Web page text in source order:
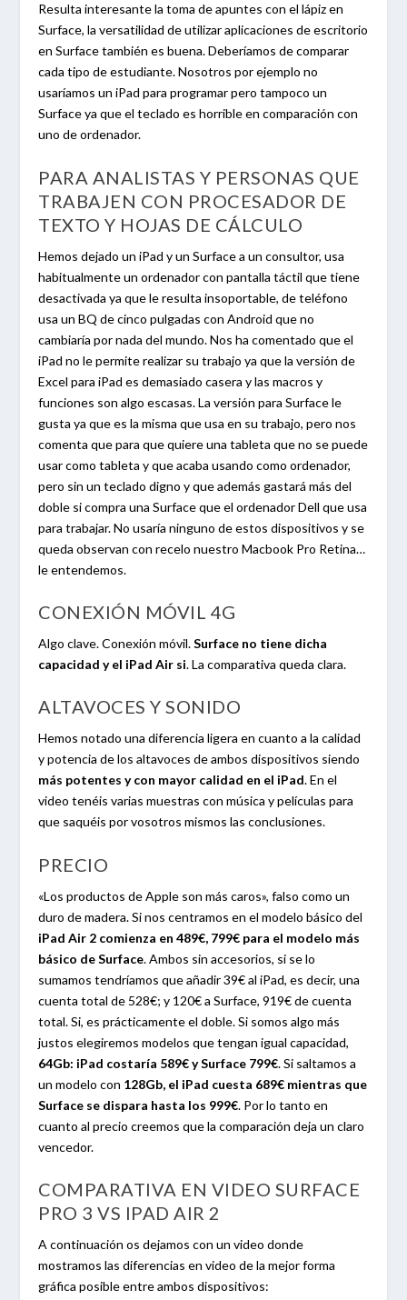
Resulta interesante la toma de apuntes con el lápiz en
Surface, la versatilidad de utilizar aplicaciones de escritorio
en Surface también es buena. Deberíamos de comparar
cada tipo de estudiante. Nosotros por ejemplo no
usaríamos un iPad para programar pero tampoco un
Surface ya que el teclado es horrible en comparación con
uno de ordenador.
PARA ANALISTAS Y PERSONAS QUE
TRABAJEN CON PROCESADOR DE
TEXTO Y HOJAS DE CÁLCULO
Hemos dejado un iPad y un Surface a un consultor, usa
habitualmente un ordenador con pantalla táctil que tiene
desactivada ya que le resulta insoportable, de teléfono
usa un BQ de cinco pulgadas con Android que no
cambiaría por nada del mundo. Nos ha comentado que el
iPad no le permite realizar su trabajo ya que la versión de
Excel para iPad es demasiado casera y las macros y
funciones son algo escasas. La versión para Surface le
gusta ya que es la misma que usa en su trabajo, pero nos
comenta que para que quiere una tableta que no se puede
usar como tableta y que acaba usando como ordenador,
pero sin un teclado digno y que además gastará más del
doble si compra una Surface que el ordenador Dell que usa
para trabajar. No usaría ninguno de estos dispositivos y se
queda observan con recelo nuestro Macbook Pro Retina…
le entendemos.
CONEXIÓN MÓVIL 4G
Algo clave. Conexión móvil.Surface no tiene dicha
capacidad y el iPad Air si. La comparativa queda clara.
ALTAVOCES Y SONIDO
Hemos notado una diferencia ligera en cuanto a la calidad
y potencia de los altavoces de ambos dispositivos siendo
más potentes y con mayor calidad en el iPad. En el
video tenéis varias muestras con música y películas para
que saquéis por vosotros mismos las conclusiones.
PRECIO
«Los productos de Apple son más caros», falso como un
duro de madera. Si nos centramos en el modelo básico del
iPad Air 2 comienza en 489€, 799€ para el modelo más
básico de Surface. Ambos sin accesorios, si se lo
sumamos tendríamos que añadir 39€ al iPad, es decir, una
cuenta total de 528€; y 120€ a Surface, 919€ de cuenta
total. Si, es prácticamente el doble. Si somos algo más
justos elegiremos modelos que tengan igual capacidad,
64Gb: iPad costaría 589€ y Surface 799€. Si saltamos a
un modelo con 128Gb, el iPad cuesta 689€ mientras que
Surface se dispara hasta los 999€. Por lo tanto en
cuanto al precio creemos que la comparación deja un claro
vencedor.
COMPARATIVA EN VIDEO SURFACE
PRO 3 VS IPAD AIR 2
A continuación os dejamos con un video donde
mostramos las diferencias en video de la mejor forma
gráfica posible entre ambos dispositivos: